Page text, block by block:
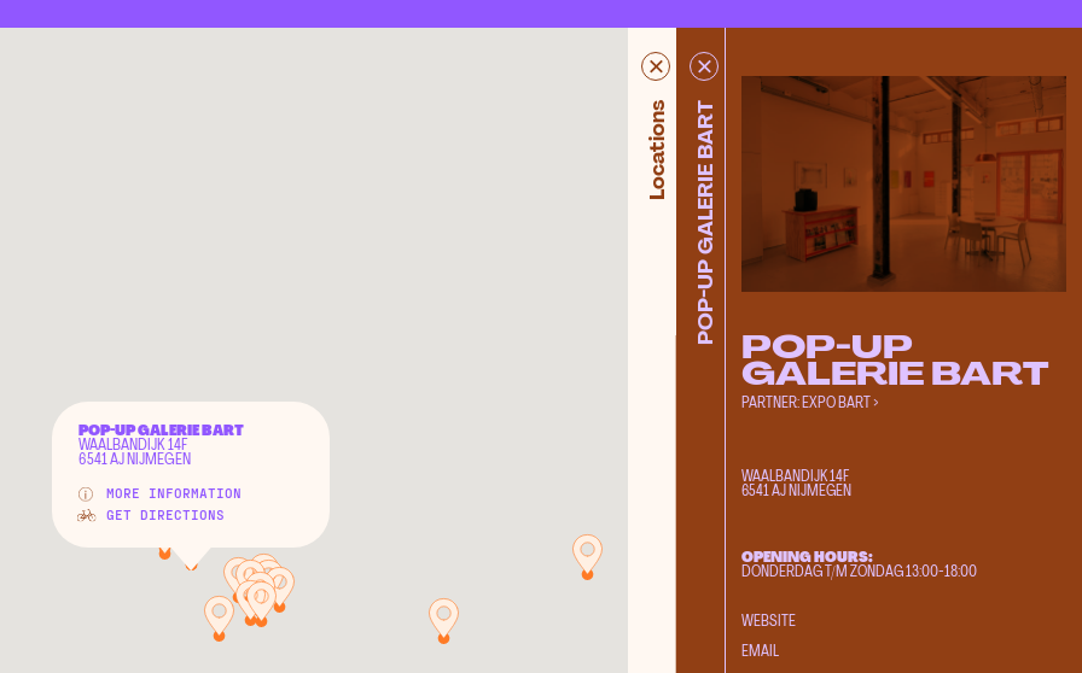
POP-UP GALERIE BART
WAALBANDIJK 14F
6541 AJ NIJMEGEN
MORE INFORMATION
GET DIRECTIONS
Locations
POST Nijmegen
Valkhof Museum
Zicht Kunstruimte
International Drawing Center
Cultuurhuis Lindenberg
Rosie's
Extrapool
POPOP
Besiendershuis
De Nieuwe Gang
Galerie Zeven Zomers
Kunstmagazijn
Stevenskerk
POP-UP GALERIE BART
POP-UP
GALERIE BART
PARTNER:EXPO BART >
WAALBANDIJK 14F
6541 AJ NIJMEGEN
OPENING HOURS:
DONDERDAG T/M ZONDAG 13:00-18:00
WEBSITE
EMAIL